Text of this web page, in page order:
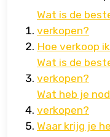
Wat is de
verkopen?
Hoe verkoop
Wat is de
verkopen?
Wat heb je
verkopen?
Waar krijg je